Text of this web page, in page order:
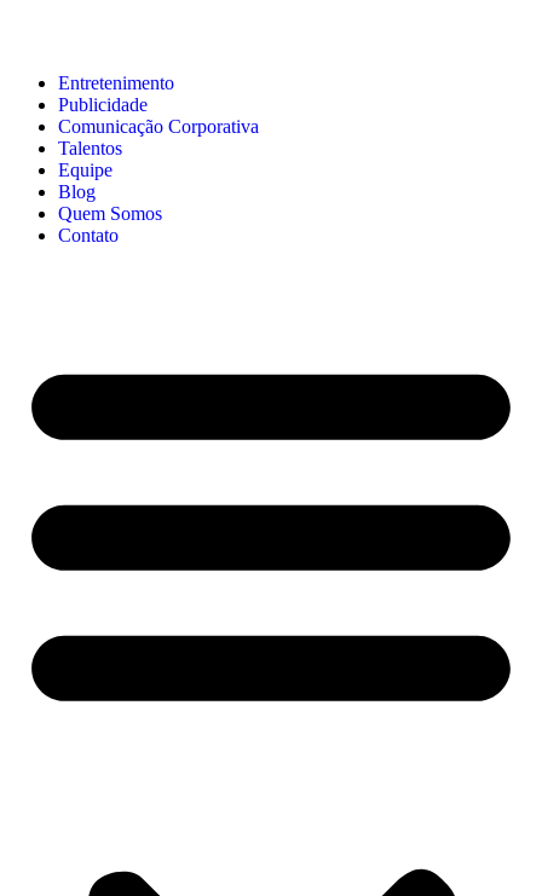
Entretenimento
Publicidade
Comunicação Corporativa
Talentos
Equipe
Blog
Quem Somos
Contato